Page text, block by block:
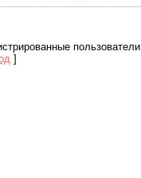
пользователи.
]